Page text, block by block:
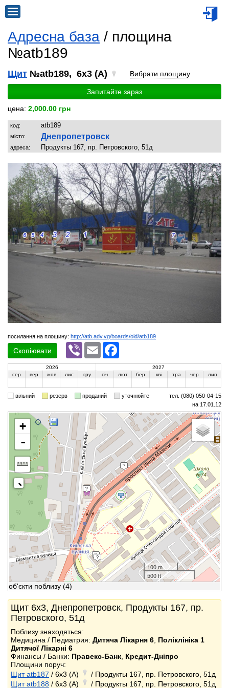
Адресна база / площина
№atb189
Щит №atb189, 6x3 (A) Вибрати площину
Запитайте зараз
цена: 2,000.00 грн
код: atb189
місто: Днепропетровск
адреса: Продукты 167, пр. Петровского, 51д
посилання на площину: http://atb.adv.vg/boards/oid/atb189
Скопіювати
Viber Email
2026
2027
сер
вер жов лис гру січ лют бер кві тра чер лип
вільний резерв проданий уточнюйте
тел. (080) 050-04-15
на 17.01.12
+
-
100 m
500 ft
об'єкти поблизу (4)
Щит 6x3, Днепропетровск, Продукты 167, пр.
Петровского, 51д
Поблизу знаходяться:
Медицина / Педиатрия: Дитяча Лікарня 6 Поліклініка 1
Дитячої Лікарні 6
Финансы / Банки: Правекс-Банк Кредит-Дніпро
Площини поруч:
Щит atb187 / 6x3 (A)
/ Продукты 167, пр. Петровского, 51д
Щит atb188 / 6x3 (A) / Продукты 167, пр. Петровского, 51д